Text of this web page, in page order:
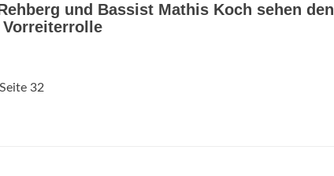
und Bassist Mathis Koch sehen den
32